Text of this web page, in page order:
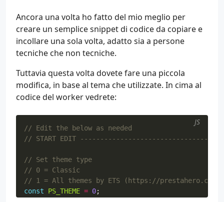
Ancora una volta ho fatto del mio meglio per
creare un semplice snippet di codice da copiare e
incollare una sola volta, adatto sia a persone
tecniche che non tecniche.
Tuttavia questa volta dovete fare una piccola
modifica, in base al tema che utilizzate. In cima al
codice del worker vedrete:
const PS_THEME = 0;
JS